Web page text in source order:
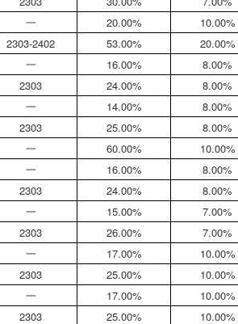
一 20.00%
10.00%
2303-2402
53.00% 20.00%
一 16.00%
8.00%
2303
24.00% 8.00%
一 14.00%
8.00%
2303
25.00%
8.00%
一 60.00% 10.00%
一 16.00%
8.00%
2303
24.00% 8.00%
一 15.00%
7.00%
2303
26.00% 7.00%
一 17.00%
10.00%
2303
25.00% 10.00%
一 17.00%
10.00%
2303
25.00% 10.00%